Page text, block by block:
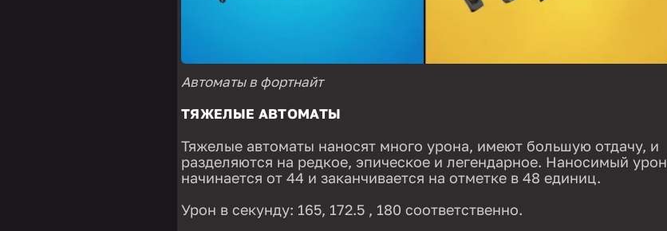
Автоматы в фортнайт
ТЯЖЕЛЫЕ АВТОМАТЫ
Тяжелые автоматы наносят много урона, имеют большую отдачу, и
разделяются на редкое, эпическое и легендарное. Наносимый урон
начинается от 44 и заканчивается на отметке в 48 единиц.
Урон в секунду: 165, 172.5 , 180 соответственно.